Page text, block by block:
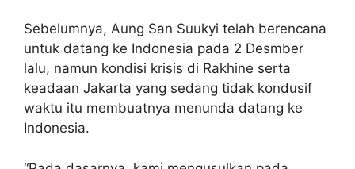
Sebelumnya, Aung San Suukyi telah berencana
untuk datang ke Indonesia pada 2 Desmber
lalu, namun kondisi krisis di Rakhine serta
keadaan Jakarta yang sedang tidak kondusif
waktu itu membuatnya menunda datang ke
Indonesia.